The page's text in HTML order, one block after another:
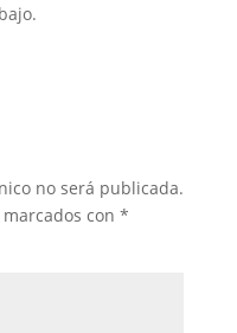
no será publicada.
con *